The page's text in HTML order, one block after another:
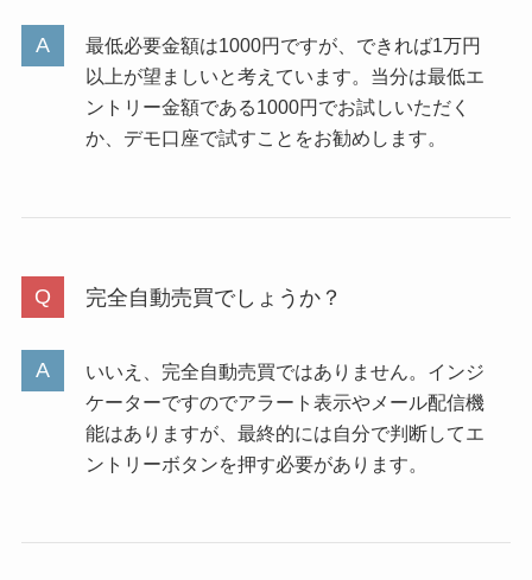
最低必要金額は1000円ですが、できれば1万円
以上が望ましいと考えています。当分は最低エ
ントリー金額である1000円でお試しいただく
か、デモ口座で試すことをお勧めします。
完全自動売買でしょうか？
いいえ、完全自動売買ではありません。インジ
ケーターですのでアラート表示やメール配信機
能はありますが、最終的には自分で判断してエ
ントリーボタンを押す必要があります。